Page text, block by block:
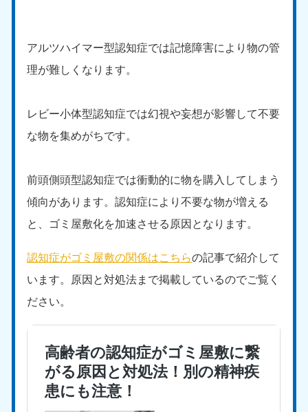
アルツハイマー型認知症では記憶障害により物の管
理が難しくなります。
レビー小体型認知症では幻視や妄想が影響して不要
な物を集めがちです。
前頭側頭型認知症では衝動的に物を購入してしまう
傾向があります。認知症により不要な物が増える
と、ゴミ屋敷化を加速させる原因となります。
認知症がゴミ屋敷の関係はこちらの記事で紹介して
います。原因と対処法まで掲載しているのでご覧く
ださい。
愛知県
050-1881-5255
9:00〜19:00 年中無休
岐阜県
静岡県
050-1881-5256
9:00〜19:00 年中無休
長野県
050-1881-5260
050-1881-5258
9:00〜19:00 年中無休
050-1881-5261
9:00〜19:00 年中無休
富山県
9:00〜19:00 年中無休
山梨県
9:00〜19:00 年中無休
050-1881-5263
近畿
大阪府
050-1881-5250
兵庫県